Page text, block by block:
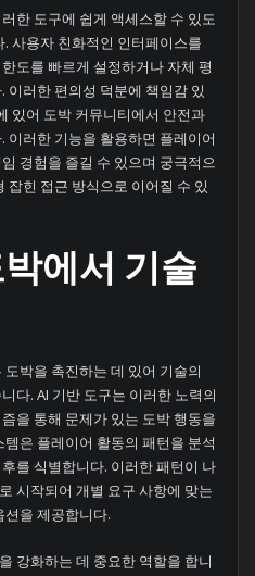
한 도구에 쉽게 액세스할 수 있도
사용자 친화적인 인터페이스를
도를 빠르게 설정하거나 자체 평
이러한 편의성 덕분에 책임감 있
있어 도박 커뮤니티에서 안전과
이러한 기능을 활용하면 플레이어
경험을 즐길 수 있으며 궁극적으
잡힌 접근 방식으로 이어질 수 있
에서 기술
박을 촉진하는 데 있어 기술의
다. AI 기반 도구는 이러한 노력의
을 통해 문제가 있는 도박 행동을
은 플레이어 활동의 패턴을 분석
를 식별합니다. 이러한 패턴이 나
시작되어 개별 요구 사항에 맞는
을 제공합니다.
강화하는 데 중요한 역할을 합니